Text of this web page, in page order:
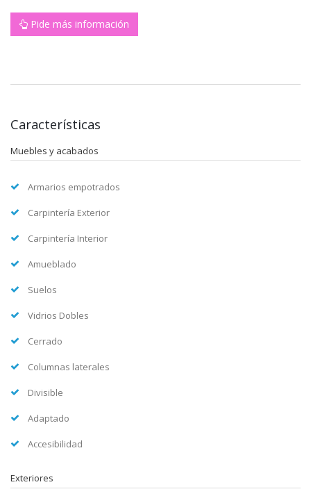
Pide más información
Características
Muebles y acabados
Armarios empotrados
Carpintería Exterior
Carpintería Interior
Amueblado
Suelos
Vidrios Dobles
Cerrado
Columnas laterales
Divisible
Adaptado
Accesibilidad
Exteriores